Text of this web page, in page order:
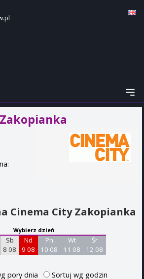
Cinema City Zakopianka
Wybierz dzień
Sb
8 08
Nd
9 08
Pn
10 08
Wt
11 08
Śr
12 08
pory dnia Sortuj wg godzin